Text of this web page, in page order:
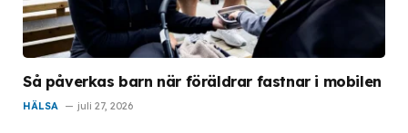
Så påverkas barn när föräldrar fastnar i mobilen
HÄLSA juli 27, 2026